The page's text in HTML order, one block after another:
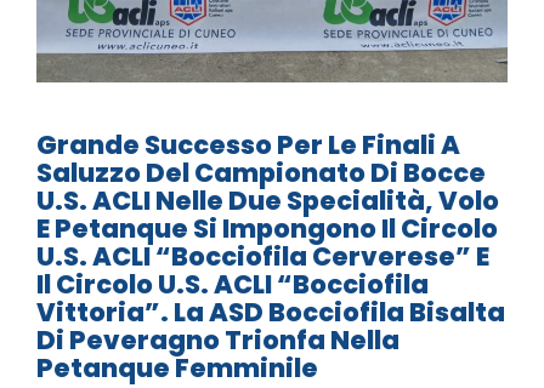
Grande Successo Per Le Finali A
Saluzzo Del Campionato Di Bocce
U.S. ACLI Nelle Due Specialità, Volo
E Petanque Si Impongono Il Circolo
U.S. ACLI “Bocciofila Cerverese” E
Il Circolo U.S. ACLI “Bocciofila
Vittoria”. La ASD Bocciofila Bisalta
Di Peveragno Trionfa Nella
Petanque Femminile